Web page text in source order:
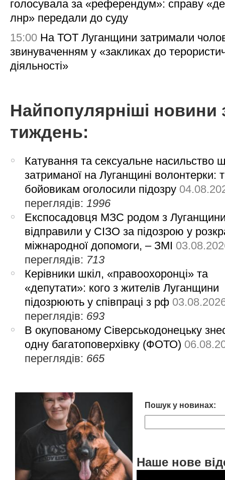
голосувала за «референдум»: справу
лнр» передали до суду
15:00 На ТОТ Луганщини затримали
звинуваченням у «закликах до
діяльності»
Найпопулярніші новини
тиждень:
Катування та сексуальне насильство
затриманої на Луганщині волонтерки:
бойовикам оголосили підозру
переглядів:1996
Експосадовця МЗС родом з
відправили у СІЗО за підозрою у
міжнародної допомоги, – ЗМІ
переглядів: 713
Керівники шкіл, «правоохоронці» та
«депутати»: кого з жителів Луганщини
підозрюють у співпраці з рф
переглядів: 693
В окупованому Сіверськодонецьку
одну багатоповерхівку (ФОТО)
переглядів: 665
Пошук у новинах:
Наше нове